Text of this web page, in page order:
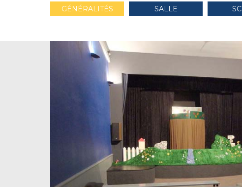
GÉNÉRALITÉS SALLE